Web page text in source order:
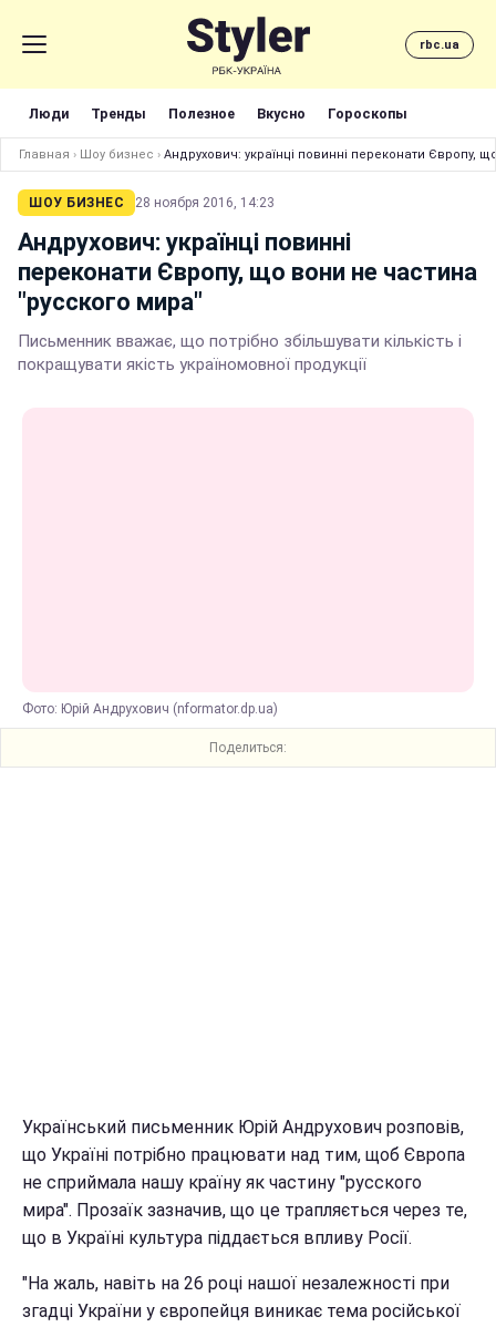
rbc.ua
Люди Тренды Полезное Вкусно Гороскопы
Главная › Шоу бизнес › Андрухович: українці повинні переконати Європу,
ШОУ БИЗНЕС 28 ноября 2016, 14:23
Андрухович: українці повинні
переконати Європу, що вони не частина
"русского мира"
Письменник вважає, що потрібно збільшувати кількість і
покращувати якість україномовної продукції
Фото: Юрій Андрухович (nformator.dp.ua)
Поделиться:
Український письменник Юрій Андрухович розповів,
що Україні потрібно працювати над тим, щоб Європа
не сприймала нашу країну як частину "русского
мира". Прозаїк зазначив, що це трапляється через те,
що в Україні культура піддається впливу Росії.
"На жаль, навіть на 26 році нашої незалежності при
згадці України у європейця виникає тема російської